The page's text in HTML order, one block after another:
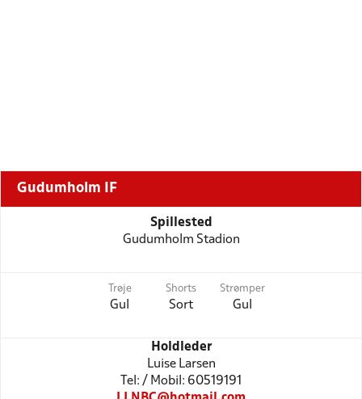
Gudumholm IF
Spillested
Gudumholm Stadion
Trøje
Gul
Shorts
Sort
Strømper
Gul
Holdleder
Luise Larsen
Tel: / Mobil: 60519191